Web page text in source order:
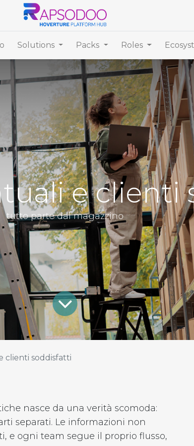
Solutions Packs Roles
e clienti
tutto parte dal magazzino
clienti soddisfatti
nasce da una verità scomoda:
separati. Le informazioni non
e ogni team segue il proprio flusso,